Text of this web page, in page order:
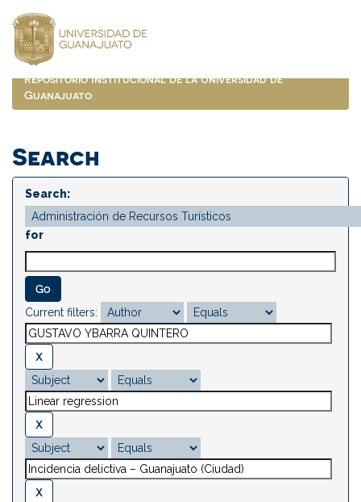
navigation
Repositorio Institucional de la Universidad de
Guanajuato
Search
Search:
for
Current filters: